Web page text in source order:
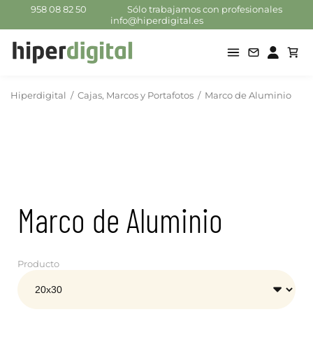
958 08 82 50
Sólo trabajamos con profesionales
info@hiperdigital.es
Hiperdigital / Cajas, Marcos y Portafotos / Marco de Aluminio
Marco de Aluminio
Producto